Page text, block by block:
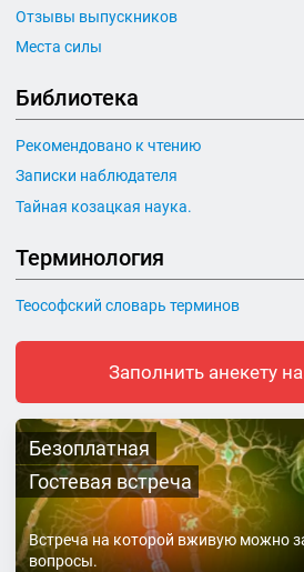
Отзывы выпускников
Места силы
Библиотека
Рекомендовано к чтению
Записки наблюдателя
Тайная козацкая наука.
Терминология
Теософский словарь терминов
Заполнить анекету
Безоплатная
Гостевая встреча
Встреча на которой вживую можно
вопросы.